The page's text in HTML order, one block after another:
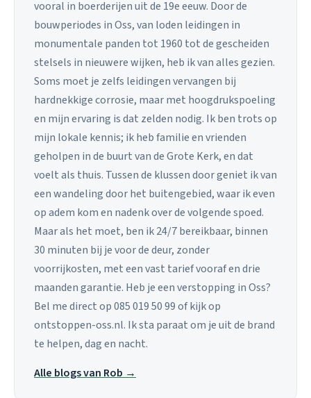
vooral in boerderijen uit de 19e eeuw. Door de
bouwperiodes in Oss, van loden leidingen in
monumentale panden tot 1960 tot de gescheiden
stelsels in nieuwere wijken, heb ik van alles gezien.
Soms moet je zelfs leidingen vervangen bij
hardnekkige corrosie, maar met hoogdrukspoeling
en mijn ervaring is dat zelden nodig. Ik ben trots op
mijn lokale kennis; ik heb familie en vrienden
geholpen in de buurt van de Grote Kerk, en dat
voelt als thuis. Tussen de klussen door geniet ik van
een wandeling door het buitengebied, waar ik even
op adem kom en nadenk over de volgende spoed.
Maar als het moet, ben ik 24/7 bereikbaar, binnen
30 minuten bij je voor de deur, zonder
voorrijkosten, met een vast tarief vooraf en drie
maanden garantie. Heb je een verstopping in Oss?
Bel me direct op 085 019 50 99 of kijk op
ontstoppen-oss.nl. Ik sta paraat om je uit de brand
te helpen, dag en nacht.
Alle blogs van Rob →